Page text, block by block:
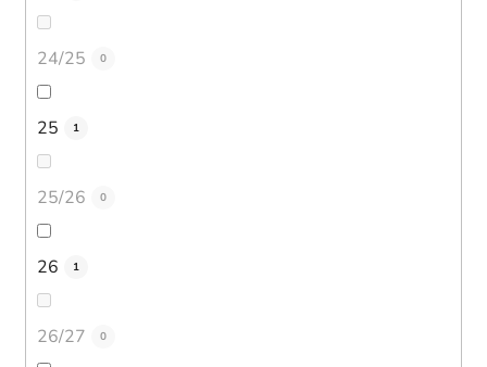
24/25 0
25 1
25/26 0
26 1
26/27 0